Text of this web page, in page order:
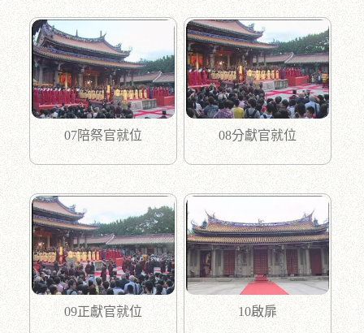
07陪祭官就位 08分獻官就位
09正獻官就位 10啟扉